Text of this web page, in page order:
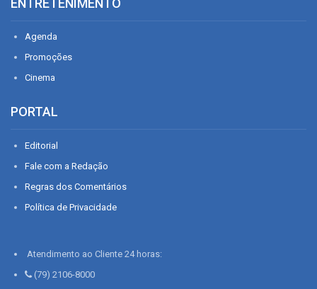
Agenda
Promoções
Cinema
PORTAL
Editorial
Fale com a Redação
Regras dos Comentários
Política de Privacidade
Atendimento ao Cliente 24 horas:
(79) 2106-8000